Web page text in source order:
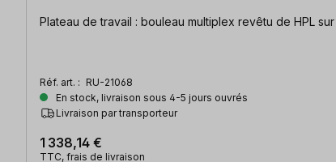
Réf. art. : RU-21068
En stock, livraison sous 4-5 jours ouvrés
Livraison par transporteur
1 338,14 €
TTC, frais de livraison